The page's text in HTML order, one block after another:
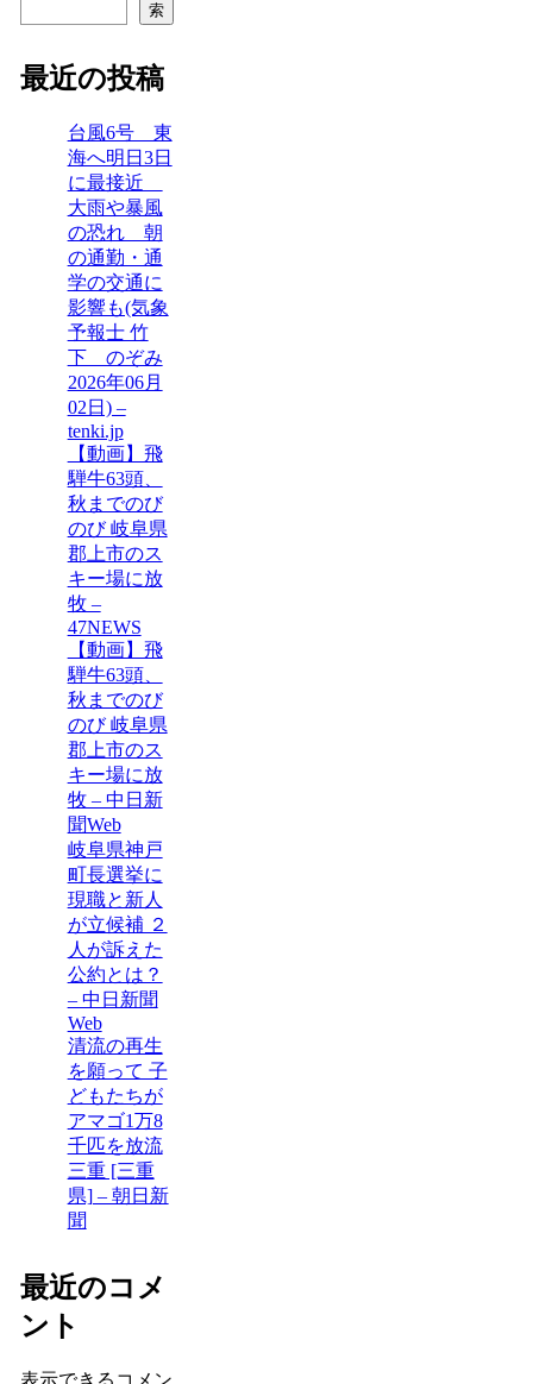
索
最近の投稿
台風6号 東
海へ明日3日
に最接近
大雨や暴風
の恐れ 朝
の通勤・通
学の交通に
影響も(気象
予報士 竹
下 のぞみ
2026年06月
02日) –
tenki.jp
【動画】飛
騨牛63頭、
秋までのび
のび 岐阜県
郡上市のス
キー場に放
牧 –
47NEWS
【動画】飛
騨牛63頭、
秋までのび
のび 岐阜県
郡上市のス
キー場に放
牧 – 中日新
聞Web
岐阜県神戸
町長選挙に
現職と新人
が立候補 ２
人が訴えた
公約とは？
– 中日新聞
Web
清流の再生
を願って 子
どもたちが
アマゴ1万8
千匹を放流
三重 [三重
県] – 朝日新
聞
最近のコメ
ント
表示できるコメン